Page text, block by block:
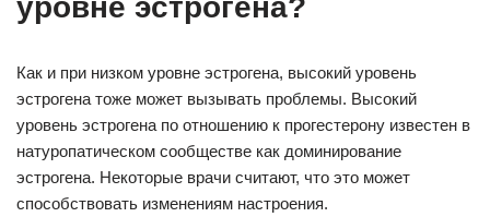
уровне эстрогена?
Как и при низком уровне эстрогена, высокий уровень
эстрогена тоже может вызывать проблемы. Высокий
уровень эстрогена по отношению к прогестерону известен в
натуропатическом сообществе как доминирование
эстрогена. Некоторые врачи считают, что это может
способствовать изменениям настроения.